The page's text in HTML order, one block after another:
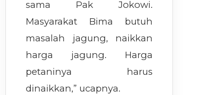
sama Pak Jokowi.
Masyarakat Bima butuh
masalah jagung, naikkan
harga jagung. Harga
petaninya harus
dinaikkan,” ucapnya.